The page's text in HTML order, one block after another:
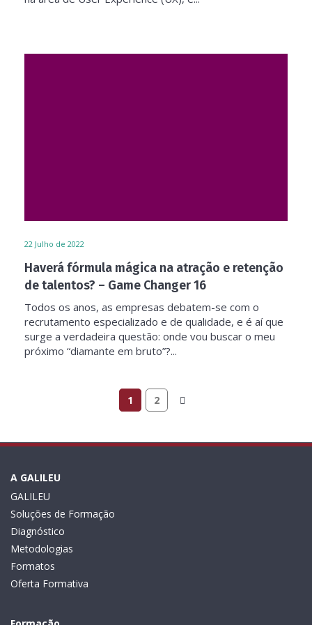
22 Julho de 2022
Haverá fórmula mágica na atração e retenção
de talentos? – Game Changer 16
Todos os anos, as empresas debatem-se com o
recrutamento especializado e de qualidade, e é aí que
surge a verdadeira questão: onde vou buscar o meu
próximo “diamante em bruto”?...
1 2
A GALILEU
GALILEU
Soluções de Formação
Diagnóstico
Metodologias
Formatos
Oferta Formativa